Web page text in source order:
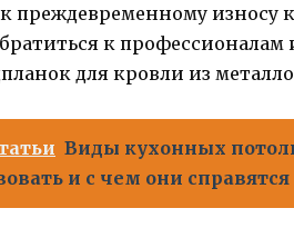
преждевременному износу
к
для кровли из
Виды кухонных
и с чем они справятся